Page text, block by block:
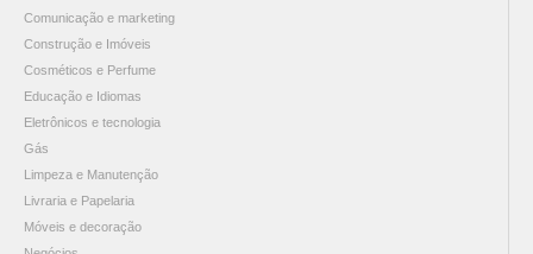
Comunicação e marketing
Construção e Imóveis
Cosméticos e Perfume
Educação e Idiomas
Eletrônicos e tecnologia
Gás
Limpeza e Manutenção
Livraria e Papelaria
Móveis e decoração